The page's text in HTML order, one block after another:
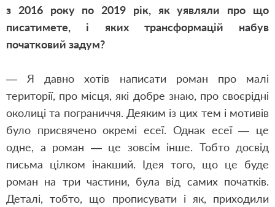
з 2016 року по 2019 рік, як уявляли про що
писатимете, і яких трансформацій набув
початковий задум?
— Я давно хотів написати роман про малі
території, про місця, які добре знаю, про своєрідні
околиці та пограниччя. Деяким із цих тем і мотивів
було присвячено окремі есеї. Однак есеї — це
одне, а роман — це зовсім інше. Тобто досвід
письма цілком інакший. Ідея того, що це буде
роман на три частини, була від самих початків.
Деталі, тобто, що прописувати і як, приходили